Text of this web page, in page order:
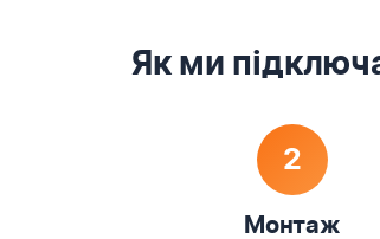
Як ми
2
Монтаж